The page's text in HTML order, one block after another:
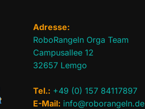
Adresse:
RoboRangeln Orga Team
Campusallee 12
32657 Lemgo
Tel.: +49 (0) 157 84117897
E-Mail: info@roborangeln.de